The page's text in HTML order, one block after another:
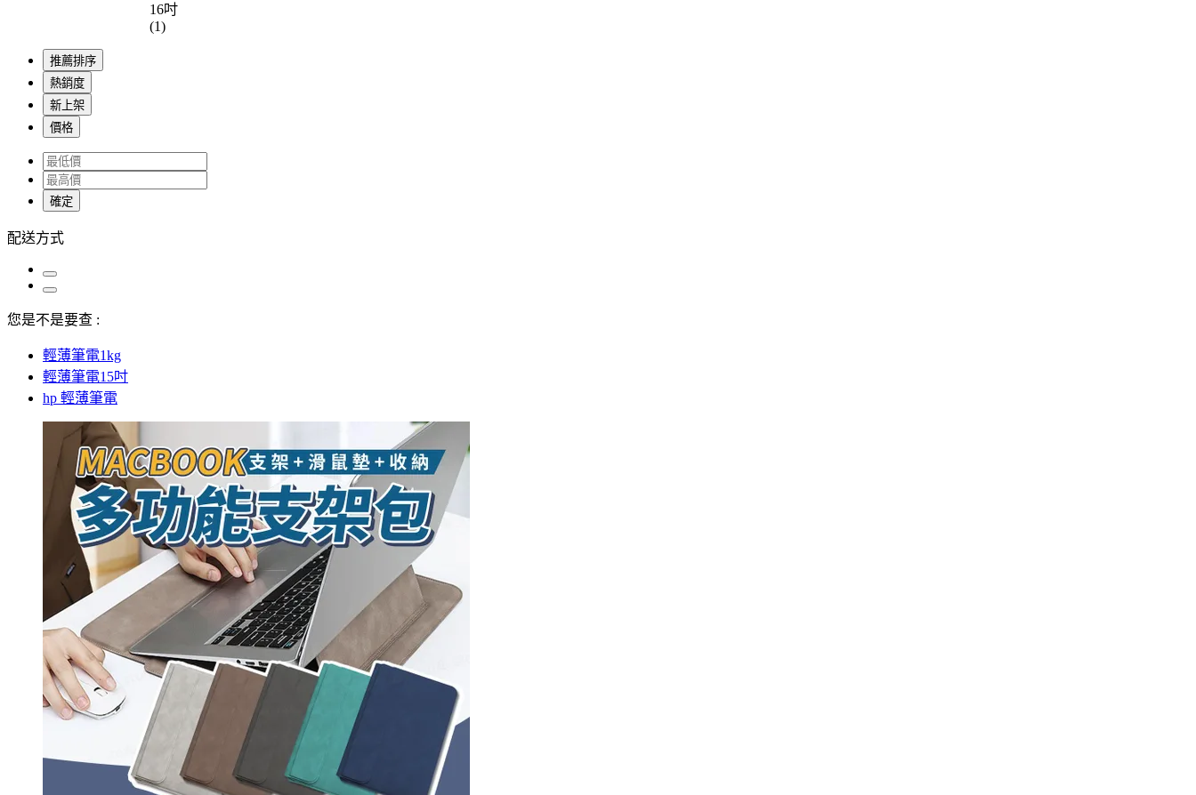
16吋
(1)
推薦排序
熱銷度
新上架
價格
確定
配送方式
您是不是要查 :
輕薄筆電1kg
輕薄筆電15吋
hp 輕薄筆電